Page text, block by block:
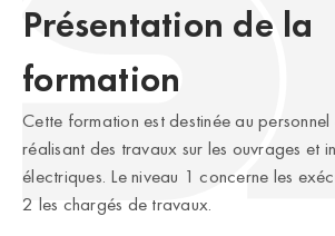
Présentation de la
formation
Cette formation est destinée au
réalisant des travaux sur les ouvrages et
électriques. Le niveau 1 concerne les
2 les chargés de travaux.